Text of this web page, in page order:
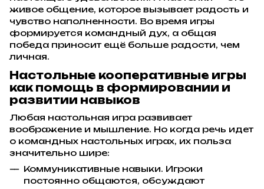
живое общение, которое вызывает радость и
чувство наполненности. Во время игры
формируется командный дух, а общая
победа приносит ещё больше радости, чем
личная.
Настольные кооперативные игры
как помощь в формировании и
развитии навыков
Любая настольная игра развивает
воображение и мышление. Но когда речь идет
о командных настольных играх, их польза
значительно шире:
Коммуникативные навыки. Игроки
постоянно общаются, обсуждают